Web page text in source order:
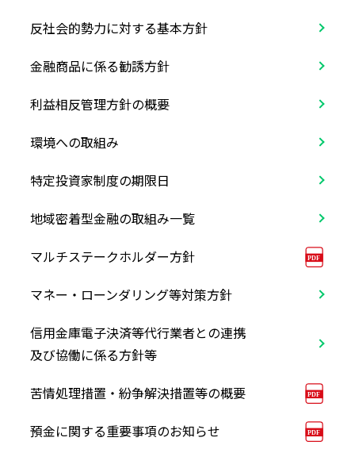
反社会的勢力に対する基本方針
金融商品に係る勧誘方針
利益相反管理方針の概要
環境への取組み
特定投資家制度の期限日
地域密着型金融の取組み一覧
マルチステークホルダー方針
マネー・ローンダリング等対策方針
信用金庫電子決済等代行業者との連携
及び協働に係る方針等
苦情処理措置・紛争解決措置等の概要
預金に関する重要事項のお知らせ